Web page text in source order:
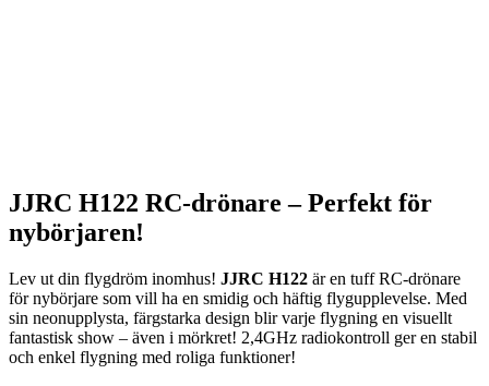
JJRC H122 RC-drönare – Perfekt för
nybörjaren!
Lev ut din flygdröm inomhus! JJRC H122 är en tuff RC-drönare
för nybörjare som vill ha en smidig och häftig flygupplevelse. Med
sin neonupplysta, färgstarka design blir varje flygning en visuellt
fantastisk show – även i mörkret! 2,4GHz radiokontroll ger en stabil
och enkel flygning med roliga funktioner!